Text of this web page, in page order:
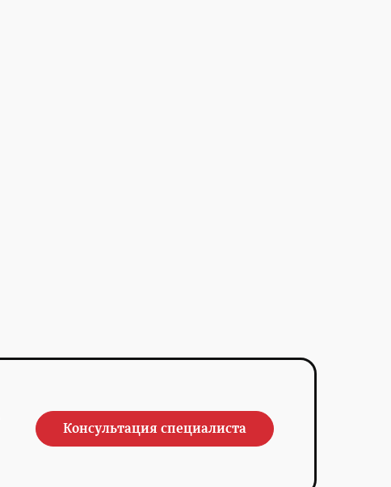
Консультация специалиста